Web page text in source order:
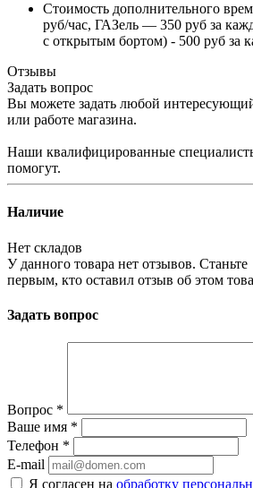
Стоимость дополнительного
руб/час, ГАЗель — 350 руб за
с открытым бортом) - 500 руб за
Отзывы
Задать вопрос
Вы можете задать любой
или работе магазина.
Наши квалифицированные
помогут.
Наличие
Нет складов
У данного товара нет отзывов. Станьте
первым, кто оставил отзыв об этом
Задать вопрос
Вопрос *
Ваше имя *
Телефон *
E-mail
Я согласен на обработку